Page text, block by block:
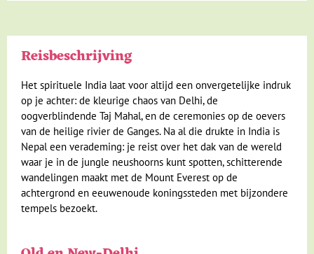
Reisbeschrijving
Het spirituele India laat voor altijd een onvergetelijke indruk
op je achter: de kleurige chaos van Delhi, de
oogverblindende Taj Mahal, en de ceremonies op de oevers
van de heilige rivier de Ganges. Na al die drukte in India is
Nepal een verademing: je reist over het dak van de wereld
waar je in de jungle neushoorns kunt spotten, schitterende
wandelingen maakt met de Mount Everest op de
achtergrond en eeuwenoude koningssteden met bijzondere
tempels bezoekt.